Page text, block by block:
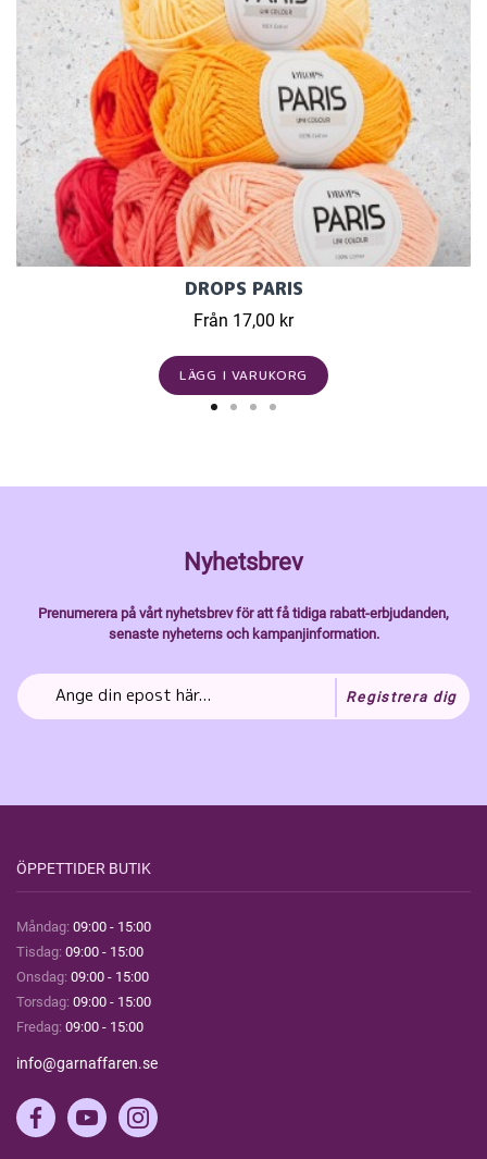
DROPS PARIS
Från 17,00 kr
LÄGG I VARUKORG
Nyhetsbrev
Prenumerera på vårt nyhetsbrev för att få tidiga rabatt-erbjudanden,
senaste nyheterns och kampanjinformation.
Registrera dig
ÖPPETTIDER BUTIK
Måndag: 09:00 - 15:00
Tisdag: 09:00 - 15:00
Onsdag: 09:00 - 15:00
Torsdag: 09:00 - 15:00
Fredag: 09:00 - 15:00
info@garnaffaren.se